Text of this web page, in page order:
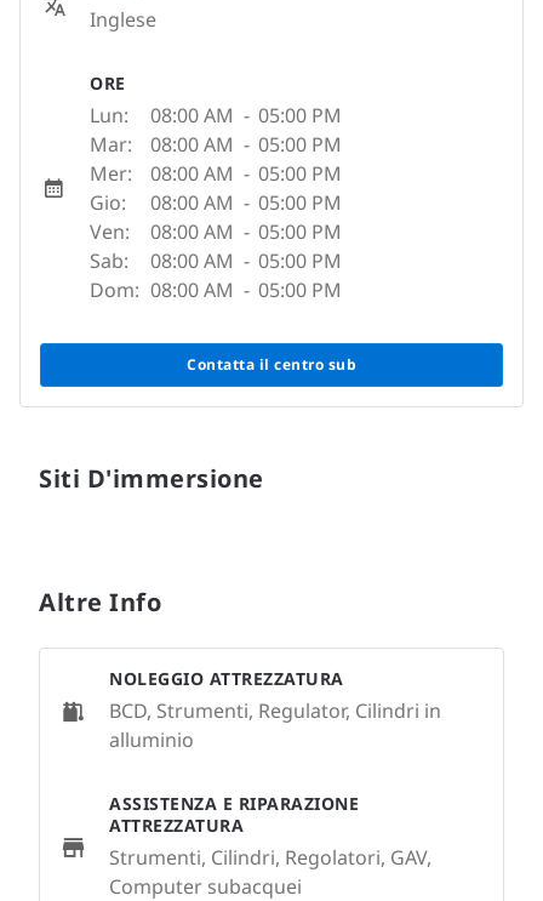
Inglese
ORE
Lun: 08:00 AM - 05:00 PM
Mar:
08:00 AM - 05:00 PM
Mer:
08:00 AM - 05:00 PM
Gio:
08:00 AM - 05:00 PM
Ven:
08:00 AM - 05:00 PM
Sab:
08:00 AM - 05:00 PM
Dom: 08:00 AM - 05:00 PM
Contatta il centro sub
Siti D'immersione
Altre Info
NOLEGGIO ATTREZZATURA
BCD, Strumenti, Regulator, Cilindri in
alluminio
ASSISTENZA E RIPARAZIONE
ATTREZZATURA
Strumenti, Cilindri, Regolatori, GAV,
Computer subacquei